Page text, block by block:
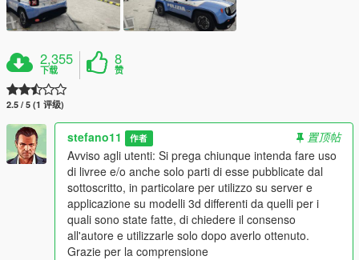
2,355
下载
8
赞
2.5 / 5 (1 评级)
stefano11 作者
置顶帖
Avviso agli utenti: Si prega chiunque intenda fare uso
di livree e/o anche solo parti di esse pubblicate dal
sottoscritto, in particolare per utilizzo su server e
applicazione su modelli 3d differenti da quelli per i
quali sono state fatte, di chiedere il consenso
all'autore e utilizzarle solo dopo averlo ottenuto.
Grazie per la comprensione